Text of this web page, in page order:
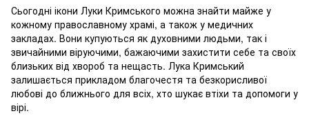
Сьогодні ікони Луки Кримського можна знайти майже у
кожному православному храмі, а також у медичних
закладах. Вони купуються як духовними людьми, так і
звичайними віруючими, бажаючими захистити себе та своїх
близьких від хвороб та нещасть. Лука Кримський
залишається прикладом благочестя та безкорисливої
любові до ближнього для всіх, хто шукає втіхи та допомоги у
вірі.